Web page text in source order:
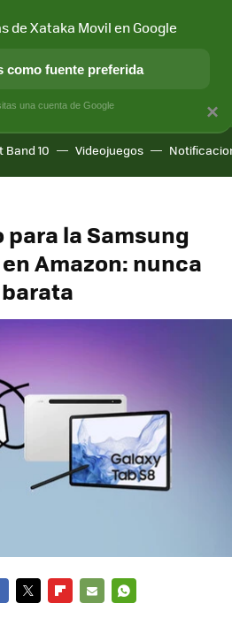
SOCIEDAD APLICACIONES
Band 10 Videojuegos
la Samsung
Amazon: nunca
×
de Xataka Movil en Google
como fuente preferida
una cuenta de Google